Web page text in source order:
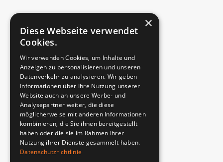
×
Diese Webseite verwendet
Cookies.
Wir verwenden Cookies, um Inhalte und
Anzeigen zu personalisieren und unseren
Datenverkehr zu analysieren. Wir geben
Informationen über Ihre Nutzung unserer
Website auch an unsere Werbe- und
Analysepartner weiter, die diese
möglicherweise mit anderen Informationen
kombinieren, die Sie ihnen bereitgestellt
haben oder die sie im Rahmen Ihrer
Nutzung ihrer Dienste gesammelt haben.
Datenschutzrichtlinie